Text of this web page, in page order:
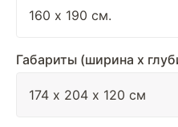
Габариты (ширина х